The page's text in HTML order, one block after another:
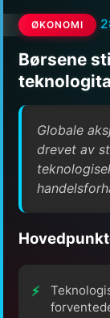
ØKONOMI
Børsene
Globale
drevet av